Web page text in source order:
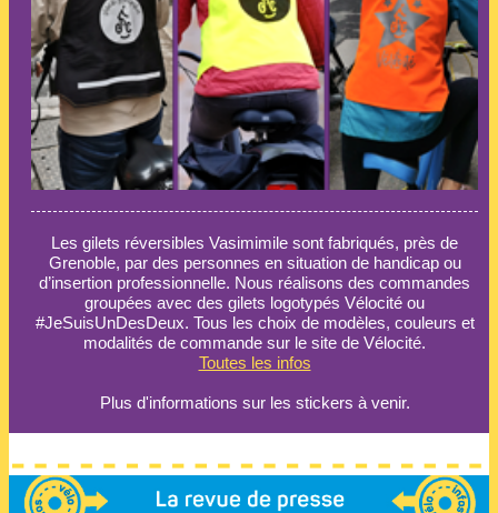
Les gilets réversibles Vasimimile sont fabriqués, près de
Grenoble, par des personnes en situation de handicap ou
d’insertion professionnelle. Nous réalisons des commandes
groupées avec des gilets logotypés Vélocité ou
#JeSuisUnDesDeux. Tous les choix de modèles, couleurs et
modalités de commande sur le site de Vélocité.
Toutes les infos
Plus d'informations sur les stickers à venir.